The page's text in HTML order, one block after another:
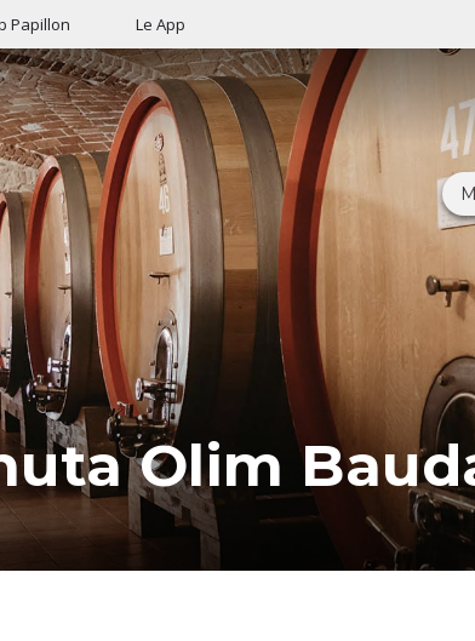
Papillon Le App
Olim